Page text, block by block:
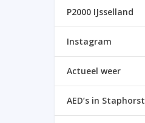
P2000 IJsselland
Instagram
Actueel weer
AED’s in Staphorst